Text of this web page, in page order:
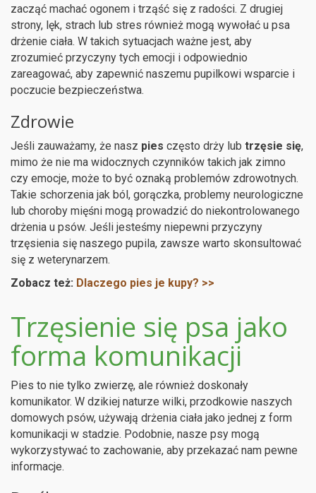
zacząć machać ogonem i trząść się z radości. Z drugiej
strony, lęk, strach lub stres również mogą wywołać u psa
drżenie ciała. W takich sytuacjach ważne jest, aby
zrozumieć przyczyny tych emocji i odpowiednio
zareagować, aby zapewnić naszemu pupilkowi wsparcie i
poczucie bezpieczeństwa.
Zdrowie
Jeśli zauważamy, że nasz pies często drży lub trzęsie się,
mimo że nie ma widocznych czynników takich jak zimno
czy emocje, może to być oznaką problemów zdrowotnych.
Takie schorzenia jak ból, gorączka, problemy neurologiczne
lub choroby mięśni mogą prowadzić do niekontrolowanego
drżenia u psów. Jeśli jesteśmy niepewni przyczyny
trzęsienia się naszego pupila, zawsze warto skonsultować
się z weterynarzem.
Zobacz też: Dlaczego pies je kupy? >>
Trzęsienie się psa jako
forma komunikacji
Pies to nie tylko zwierzę, ale również doskonały
komunikator. W dzikiej naturze wilki, przodkowie naszych
domowych psów, używają drżenia ciała jako jednej z form
komunikacji w stadzie. Podobnie, nasze psy mogą
wykorzystywać to zachowanie, aby przekazać nam pewne
informacje.